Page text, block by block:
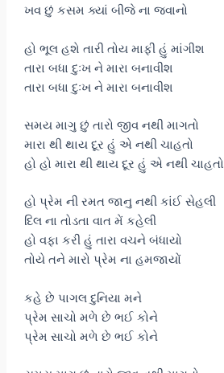
ખવ છું કસમ ક્યાં બીજે ના જવાનો
હો ભૂલ હશે તારી તોય માફી હું માંગીશ
તારા બધા દુઃખ ને મારા બનાવીશ
તારા બધા દુઃખ ને મારા બનાવીશ
સમય માગુ છું તારો જીવ નથી માગતો
મારા થી થાય દૂર હું એ નથી ચાહતો
હો હો મારા થી થાય દૂર હું એ નથી ચાહતો
હો પ્રેમ ની રમત જાનુ નથી કાંઈ સેહલી
દિલ ના તોડતા વાત મેં કહેલી
હો વફા કરી હું તારા વચને બંધાયો
તોયે તને મારો પ્રેમ ના હમજાયોં
કહે છે પાગલ દુનિયા મને
પ્રેમ સાચો મળે છે ભઈ કોને
પ્રેમ સાચો મળે છે ભઈ કોને